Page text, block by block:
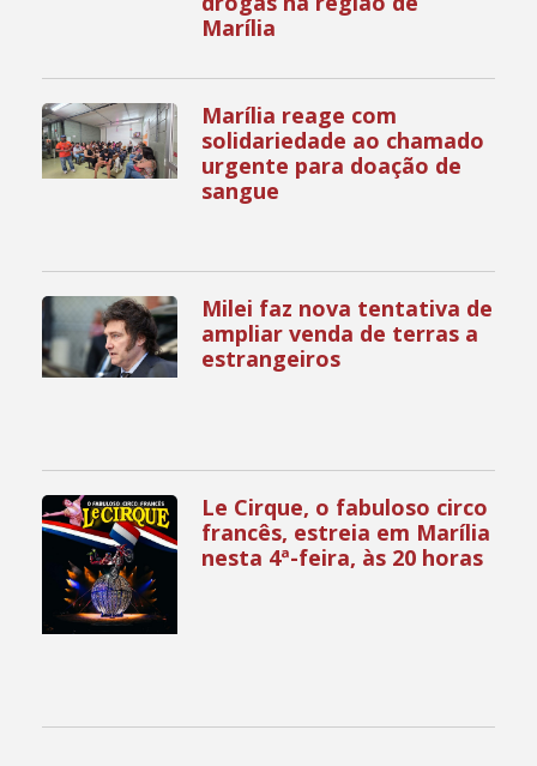
Marília
Marília reage com
solidariedade ao chamado
urgente para doação de
sangue
Milei faz nova tentativa de
ampliar venda de terras a
estrangeiros
Le Cirque, o fabuloso circo
francês, estreia em Marília
nesta 4ª-feira, às 20 horas